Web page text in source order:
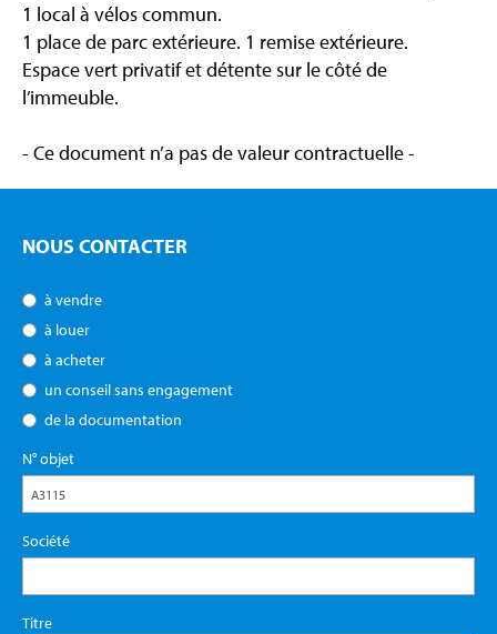
1 local à vélos commun.
1 place de parc extérieure. 1 remise extérieure.
Espace vert privatif et détente sur le côté de
l’immeuble.
- Ce document n’a pas de valeur contractuelle -
NOUS CONTACTER
à vendre
à louer
à acheter
un conseil sans engagement
de la documentation
N° objet
Société
Titre